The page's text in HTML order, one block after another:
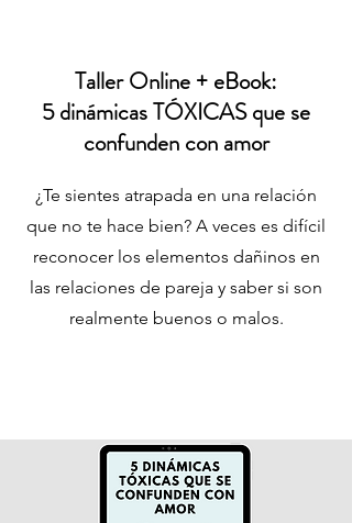
Taller Online + eBook:
5 dinámicas TÓXICAS que se
confunden con amor
¿Te sientes atrapada en una relación
que no te hace bien? A veces es difícil
reconocer los elementos dañinos en
las relaciones de pareja y saber si son
realmente buenos o malos.